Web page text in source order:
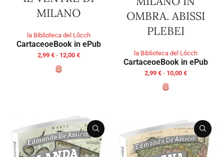
MILANO
la Biblioteca del Lôcch
CartaceoeBook in ePub
2,99 € - 12,00 €
OMBRA. ABISSI
PLEBEI
la Biblioteca del Lôcch
CartaceoeBook in ePub
2,99 € - 10,00 €